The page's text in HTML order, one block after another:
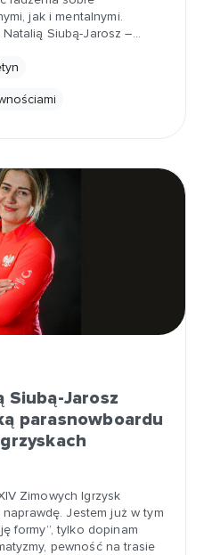
jak i mentalnymi.
Siubą-Jarosz –…
Siubą-Jarosz
parasnowboardu
Zimowych Igrzysk
Jestem już w tym
formy”, tylko dopinam
pewność na trasie